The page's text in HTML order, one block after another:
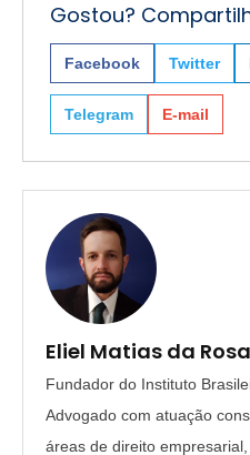
Gostou?
Facebook Twitter
Telegram E-mail
Eliel Matias da Rosa
Fundador do Instituto
Advogado com atuação
áreas de direito